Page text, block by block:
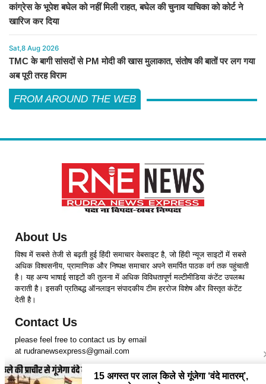
कांग्रेस के भूपेश बघेल को नहीं मिली राहत, बघेल की चुनाव याचिका को कोर्ट ने
खारिज कर दिया
Sat,8 Aug 2026
TMC के बागी सांसदों से PM मोदी की खास मुलाकात, संतोष की बातों पर लग गया
अब पूरी तरह विराम
FROM AROUND THE WEB
About Us
विश्व में सबसे तेजी से बढ़ती हुई हिंदी समाचार वेबसाइट है, जो हिंदी न्यूज साइटों में सबसे
अधिक विश्वसनीय, प्रामाणिक और निष्पक्ष समाचार अपने समर्पित पाठक वर्ग तक पहुंचाती
है। यह अन्य भाषाई साइटों की तुलना में अधिक विविधतापूर्ण मल्टीमीडिया कंटेंट उपलब्ध
कराती है। इसकी प्रतिबद्ध ऑनलाइन संपादकीय टीम हररोज विशेष और विस्तृत कंटेंट
देती है।
Contact Us
please feel free to contact us by email
at rudranewsexpress@gmail.com
Follow Us